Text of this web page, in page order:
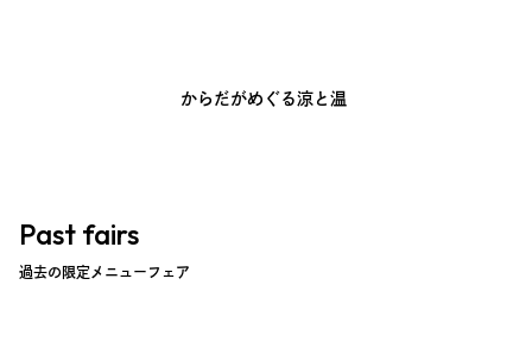
からだがめぐる涼と温
Past fairs
過去の限定メニューフェア